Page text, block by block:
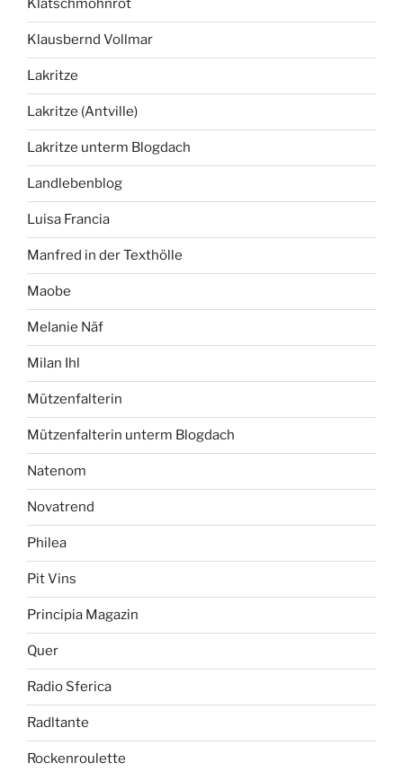
Klatschmohnrot
Klausbernd Vollmar
Lakritze
Lakritze (Antville)
Lakritze unterm Blogdach
Landlebenblog
Luisa Francia
Manfred in der Texthölle
Maobe
Melanie Näf
Milan Ihl
Mützenfalterin
Mützenfalterin unterm Blogdach
Natenom
Novatrend
Philea
Pit Vins
Principia Magazin
Quer
Radio Sferica
Radltante
Rockenroulette